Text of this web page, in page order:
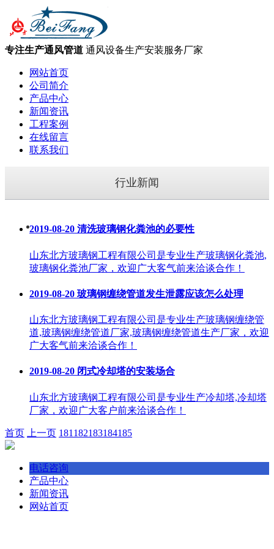
专注生产通风管道 通风设备生产安装服务厂家
网站首页
公司简介
产品中心
新闻资讯
工程案例
在线留言
联系我们
行业新闻
2019-08-20 清洗玻璃钢化粪池的必要性
山东北方玻璃钢工程有限公司是专业生产玻璃钢化粪池,
玻璃钢化粪池厂家，欢迎广大客气前来洽谈合作！
2019-08-20 玻璃钢缠绕管道发生泄露应该怎么处理
山东北方玻璃钢工程有限公司是专业生产玻璃钢缠绕管
道,玻璃钢缠绕管道厂家,玻璃钢缠绕管道生产厂家，欢迎
广大客气前来洽谈合作！
2019-08-20 闭式冷却塔的安装场合
山东北方玻璃钢工程有限公司是专业生产冷却塔,冷却塔
厂家，欢迎广大客户前来洽谈合作！
首页 上一页 181 182183184185
电话咨询
产品中心
新闻资讯
网站首页